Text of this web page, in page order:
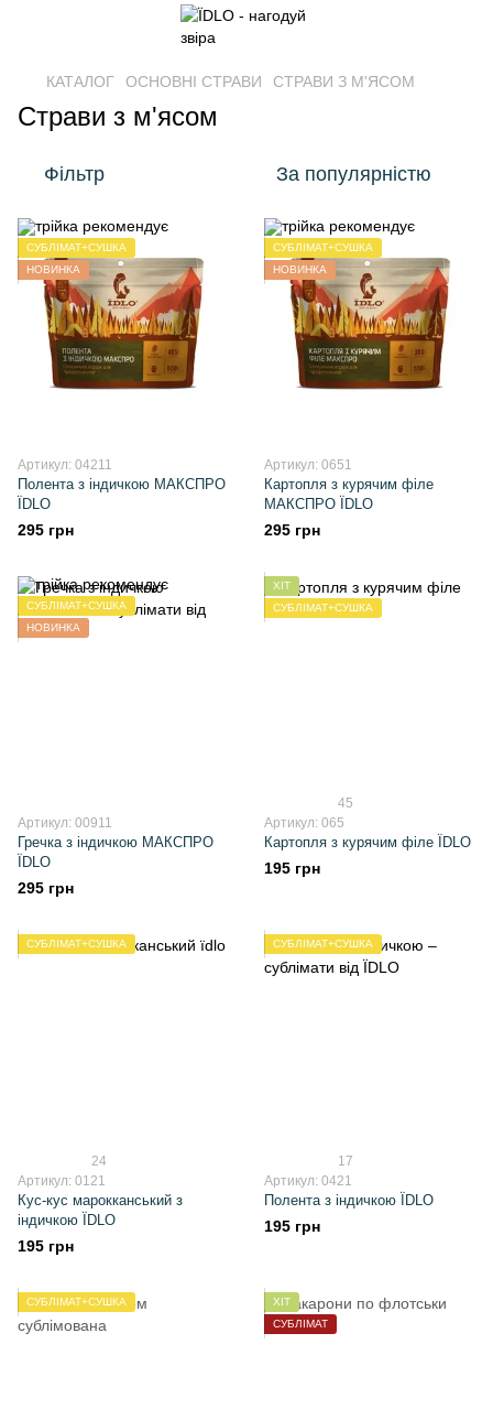
КАТАЛОГ ОСНОВНІ СТРАВИ СТРАВИ З М'ЯСОМ
Страви з м'ясом
Фільтр За популярністю
СУБЛІМАТ+СУШКА
НОВИНКА
Артикул: 04211
Полента з індичкою МАКСПРО
ЇDLO
295 грн
СУБЛІМАТ+СУШКА
НОВИНКА
Артикул: 0651
Картопля з курячим філе
МАКСПРО ЇDLO
295 грн
СУБЛІМАТ+СУШКА
НОВИНКА
Артикул: 00911
Гречка з індичкою МАКСПРО
ЇDLO
295 грн
ХІТ
СУБЛІМАТ+СУШКА
45
Артикул: 065
Картопля з курячим філе ЇDLO
195 грн
СУБЛІМАТ+СУШКА
24
Артикул: 0121
Кус-кус марокканський з
індичкою ЇDLO
195 грн
СУБЛІМАТ+СУШКА
17
Артикул: 0421
Полента з індичкою ЇDLO
195 грн
СУБЛІМАТ+СУШКА
ХІТ
СУБЛІМАТ